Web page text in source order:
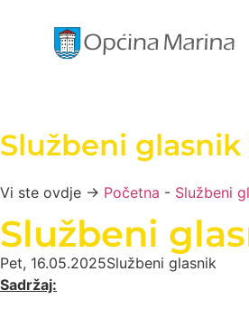
Službeni glasnik
Vi ste ovdje → Početna - Službeni
Službeni
Pet, 16.05.2025Službeni glasnik
Sadržaj: